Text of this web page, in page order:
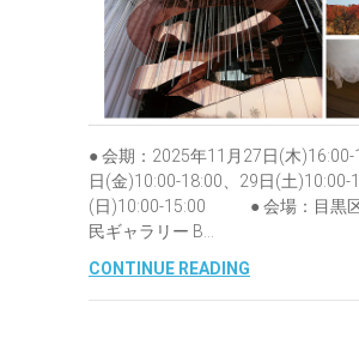
● 会期：2025年11月27日(木
日(金)10:00-18:00、29日(土)10:00-
(日)10:00-15:00 ● 会場：目黒区
民ギャラリー B…
CONTINUE READING